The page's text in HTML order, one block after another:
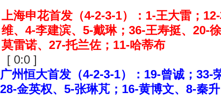
上海申花首发（4-2-3-1）：1-王大雷；
维、4-李建滨、5-戴琳；36-王寿挺、20-
莫雷诺、27-托兰佐；11-哈蒂布
[ 0:0 ]
广州恒大首发（4-2-3-1）：19-曾诚；33-
28-金英权、5-张琳芃；16-黄博文、8-秦